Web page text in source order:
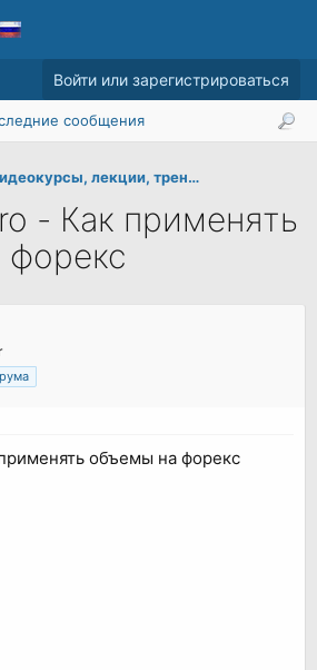
лекции, тренинги
- Как применять
объемы на форекс
сообщения
Войти или зарегистрироваться